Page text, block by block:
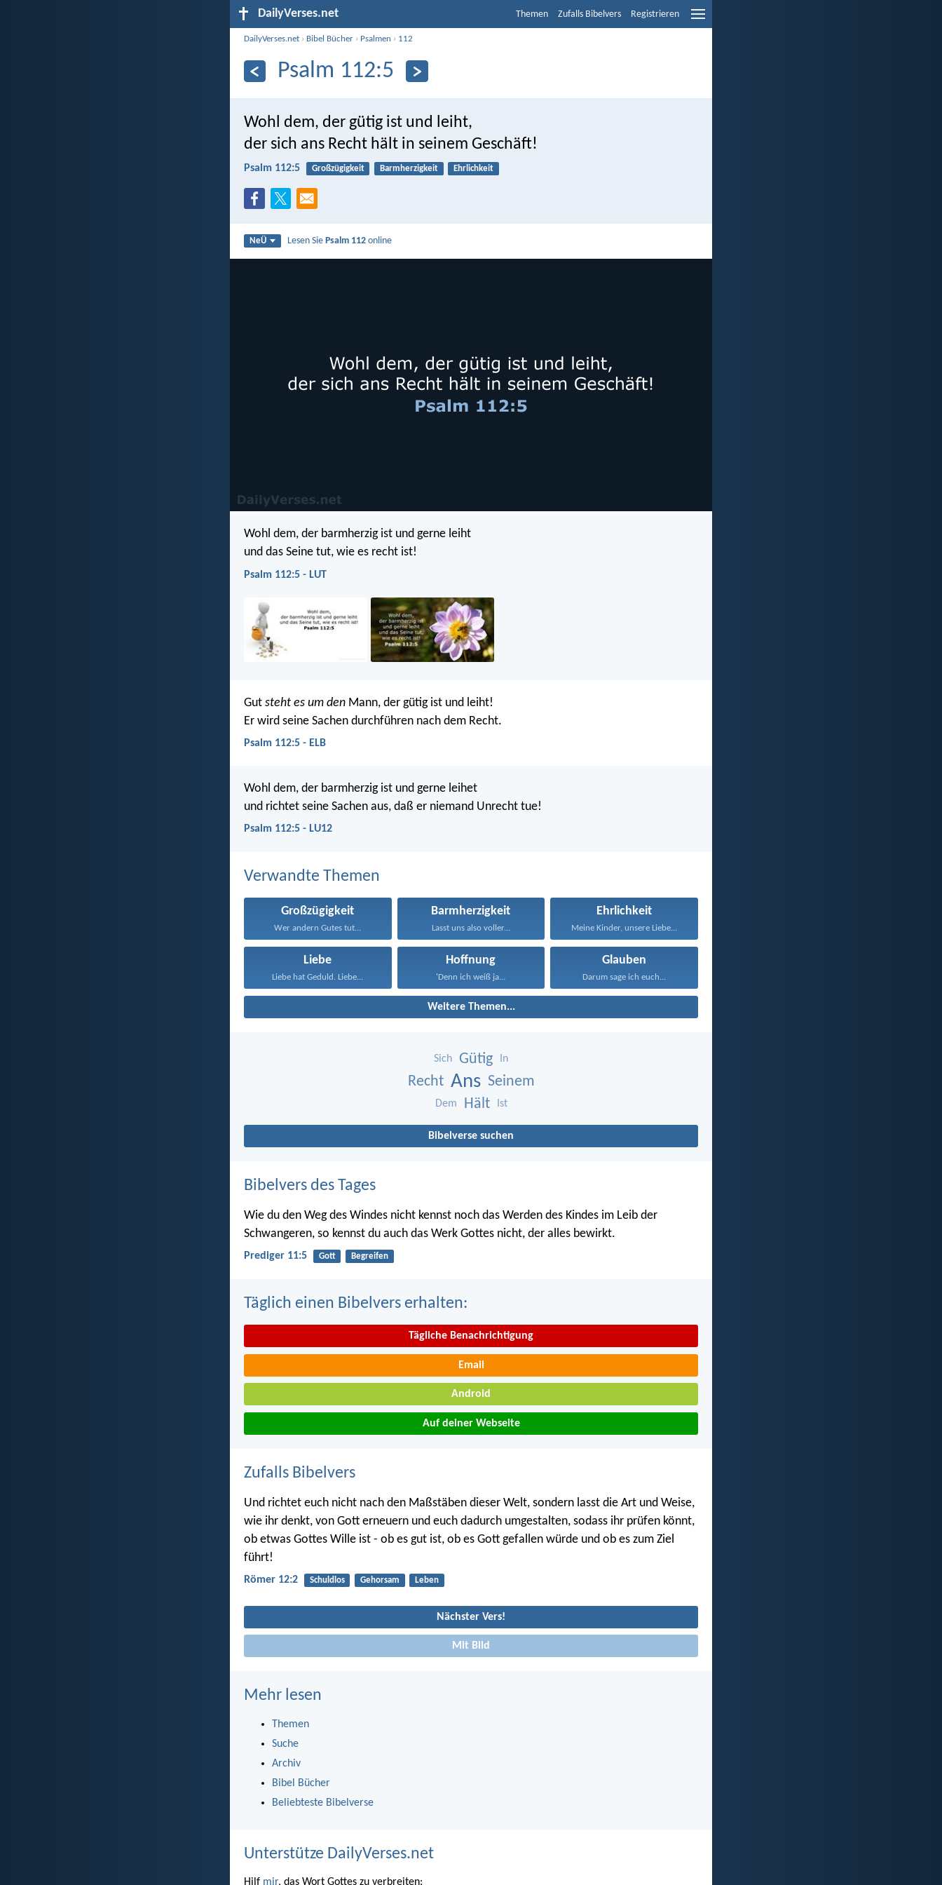
DailyVerses.net Themen Zufalls Bibelvers Registrieren
DailyVerses.net › Bibel Bücher › Psalmen › 112
Psalm 112:5
Wohl dem, der gütig ist und leiht,
der sich ans Recht hält in seinem Geschäft!
Psalm 112:5 Großzügigkeit Barmherzigkeit Ehrlichkeit
NeÜ Lesen SiePsalm 112 online
Wohl dem, der barmherzig ist und gerne leiht
und das Seine tut, wie es recht ist!
Psalm 112:5 - LUT
Gut steht es um den Mann, der gütig ist und leiht!
Er wird seine Sachen durchführen nach dem Recht.
Psalm 112:5 - ELB
Wohl dem, der barmherzig ist und gerne leihet
und richtet seine Sachen aus, daß er niemand Unrecht tue!
Psalm 112:5 - LU12
Verwandte Themen
Großzügigkeit
Wer andern Gutes tut...
Barmherzigkeit
Lasst uns also voller...
Ehrlichkeit
Meine Kinder, unsere Liebe...
Liebe
Liebe hat Geduld. Liebe...
Hoffnung
'Denn ich weiß ja...
Glauben
Darum sage ich euch...
Weitere Themen...
Sich Gütig In
Recht Ans Seinem
Dem Hält Ist
Bibelverse suchen
Bibelvers des Tages
Wie du den Weg des Windes nicht kennst noch das Werden des Kindes im Leib der
Schwangeren, so kennst du auch das Werk Gottes nicht, der alles bewirkt.
Prediger 11:5 Gott Begreifen
Täglich einen Bibelvers erhalten:
Tägliche Benachrichtigung
Email
Android
Auf deiner Webseite
Zufalls Bibelvers
Und richtet euch nicht nach den Maßstäben dieser Welt, sondern lasst die Art und Weise,
wie ihr denkt, von Gott erneuern und euch dadurch umgestalten, sodass ihr prüfen könnt,
ob etwas Gottes Wille ist - ob es gut ist, ob es Gott gefallen würde und ob es zum Ziel
führt!
Römer 12:2 Schuldlos Gehorsam Leben
Nächster Vers!
Mit Bild
Mehr lesen
Themen
Suche
Archiv
Bibel Bücher
Beliebteste Bibelverse
Unterstütze DailyVerses.net
Hilf mir, das Wort Gottes zu verbreiten: